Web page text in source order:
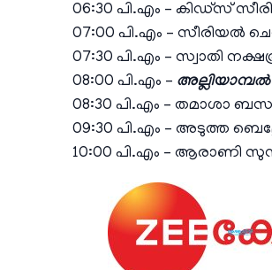
06:30 പി.എം – കിഡ്‌സ്
07:00 പി.എം – സീരിയല്‍
07:30 പി.എം – സ്വാതി
08:00 പി.എം –
08:30 പി.എം – തമാശാ
09:30 പി.എം – അടുത്ത
10:00 പി.എം – ആരാണി